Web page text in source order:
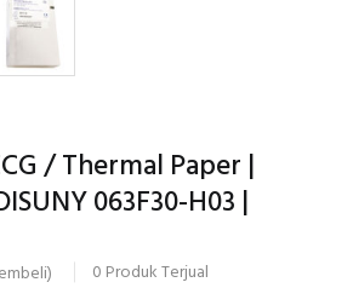
/ Thermal Paper |
063F30-H03 |
0 Produk Terjual